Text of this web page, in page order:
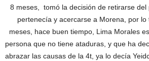
8 meses, tomó la decisión de retirarse del
pertenecía y acercarse a Morena, por lo
meses, hace buen tiempo, Lima Morales
persona que no tiene ataduras, y que ha
abrazar las causas de la 4t, ya lo decía